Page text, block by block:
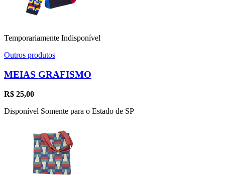
Temporariamente Indisponível
Outros produtos
MEIAS GRAFISMO
R$ 25,00
Disponível Somente para o Estado de SP